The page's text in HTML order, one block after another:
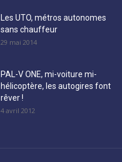
Les UTO, métros autonomes
sans chauffeur
29 mai 2014
PAL-V ONE, mi-voiture mi-
hélicoptère, les autogires font
rêver !
4 avril 2012